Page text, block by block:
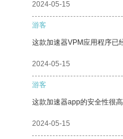
2024-05-15
游客
这款加速器VPM应用程序已
2024-05-15
游客
这款加速器app的安全性很
2024-05-15